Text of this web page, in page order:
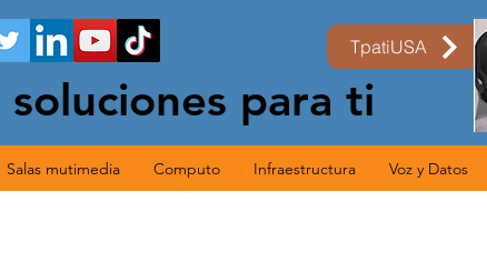
TpatiUSA
soluciones para ti
Salas mutimedia Computo Infraestructura Voz y Datos